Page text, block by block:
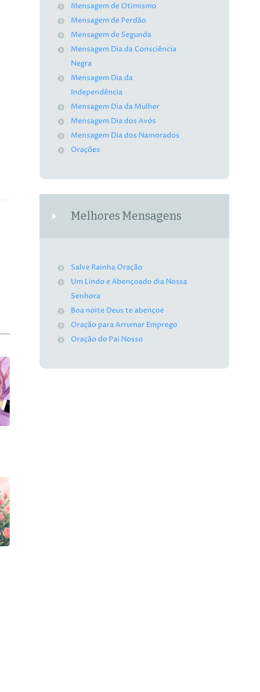
Mensagem de Otimismo
Mensagem de Perdão
Mensagem de Segunda
Mensagem Dia da Consciência
Negra
Mensagem Dia da
Independência
Mensagem Dia da Mulher
Mensagem Dia dos Avós
Mensagem Dia dos Namorados
Orações
Melhores Mensagens
Salve Rainha Oração
Um Lindo e Abençoado dia Nossa
Senhora
Boa noite Deus te abençoe
Oração para Arrumar Emprego
Oração do Pai Nosso